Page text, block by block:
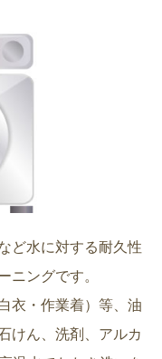
ど水に対する耐久性
ニングです。
衣・作業着）等、油
けん、洗剤、アルカ